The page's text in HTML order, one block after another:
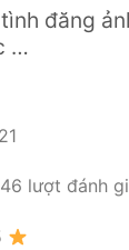
đăng
…
lượt đánh